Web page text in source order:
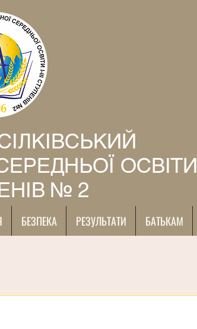
ОСВІТИ
№ 2
БЕЗПЕКА РЕЗУЛЬТАТИ БАТЬКАМ